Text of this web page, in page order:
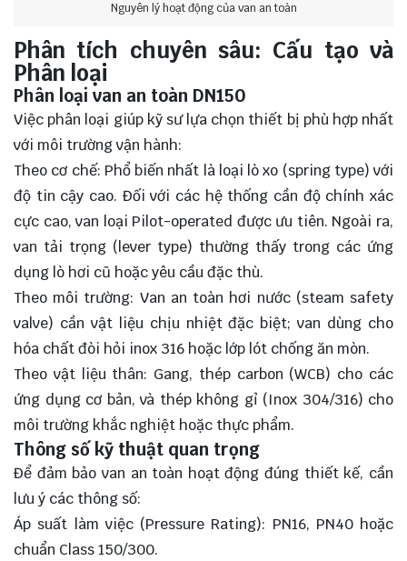
Nguyên lý hoạt động của van an toàn
Phân tích chuyên sâu: Cấu tạo và
Phân loại
Phân loại van an toàn DN150
Việc phân loại giúp kỹ sư lựa chọn thiết bị phù hợp nhất
với môi trường vận hành:
Theo cơ chế: Phổ biến nhất là loại lò xo (spring type) với
độ tin cậy cao. Đối với các hệ thống cần độ chính xác
cực cao, van loại Pilot-operated được ưu tiên. Ngoài ra,
van tải trọng (lever type) thường thấy trong các ứng
dụng lò hơi cũ hoặc yêu cầu đặc thù.
Theo môi trường: Van an toàn hơi nước (steam safety
valve) cần vật liệu chịu nhiệt đặc biệt; van dùng cho
hóa chất đòi hỏi inox 316 hoặc lớp lót chống ăn mòn.
Theo vật liệu thân: Gang, thép carbon (WCB) cho các
ứng dụng cơ bản, và thép không gỉ (Inox 304/316) cho
môi trường khắc nghiệt hoặc thực phẩm.
Thông số kỹ thuật quan trọng
Để đảm bảo van an toàn hoạt động đúng thiết kế, cần
lưu ý các thông số:
Áp suất làm việc (Pressure Rating): PN16, PN40 hoặc
chuẩn Class 150/300.